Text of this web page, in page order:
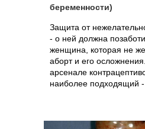
беременности)
Защита от
- о ней должна
женщина, которая не
аборт и его
арсенале
наиболее подходящий